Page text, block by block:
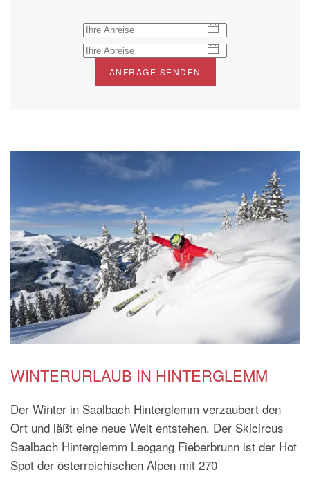
ANFRAGE SENDEN
WINTERURLAUB IN HINTERGLEMM
Der Winter in Saalbach Hinterglemm verzaubert den
Ort und läßt eine neue Welt entstehen. Der Skicircus
Saalbach Hinterglemm Leogang Fieberbrunn ist der Hot
Spot der österreichischen Alpen mit 270